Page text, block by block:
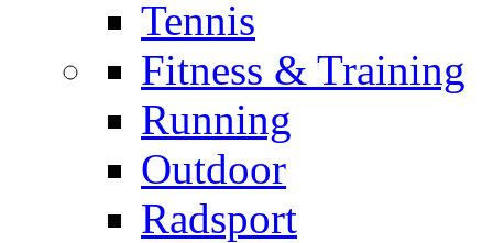
Tennis
Fitness & Training
Running
Outdoor
Radsport